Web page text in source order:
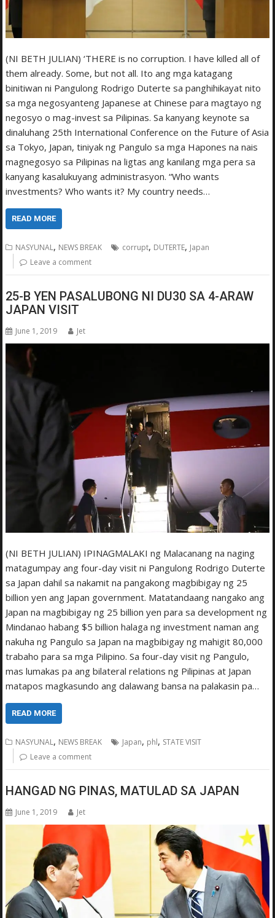
(NI BETH JULIAN) ‘THERE is no corruption. I have killed all of
them already. Some, but not all. Ito ang mga katagang
binitiwan ni Pangulong Rodrigo Duterte sa panghihikayat nito
sa mga negosyanteng Japanese at Chinese para magtayo ng
negosyo o mag-invest sa Pilipinas. Sa kanyang keynote sa
dinaluhang 25th International Conference on the Future of Asia
sa Tokyo, Japan, tiniyak ng Pangulo sa mga Hapones na nais
magnegosyo sa Pilipinas na ligtas ang kanilang mga pera sa
kanyang kasalukuyang administrasyon. “Who wants
investments? Who wants it? My country needs…
READ MORE
NASYUNAL, NEWS BREAK corrupt, DUTERTE, Japan
Leave a comment
25-B YEN PASALUBONG NI DU30 SA 4-ARAW
JAPAN VISIT
June 1, 2019 Jet
(NI BETH JULIAN) IPINAGMALAKI ng Malacanang na naging
matagumpay ang four-day visit ni Pangulong Rodrigo Duterte
sa Japan dahil sa nakamit na pangakong magbibigay ng 25
billion yen ang Japan government. Matatandaang nangako ang
Japan na magbibigay ng 25 billion yen para sa development ng
Mindanao habang $5 billion halaga ng investment naman ang
nakuha ng Pangulo sa Japan na magbibigay ng mahigit 80,000
trabaho para sa mga Pilipino. Sa four-day visit ng Pangulo,
mas lumakas pa ang bilateral relations ng Pilipinas at Japan
matapos magkasundo ang dalawang bansa na palakasin pa…
READ MORE
NASYUNAL, NEWS BREAK Japan, phl, STATE VISIT
Leave a comment
HANGAD NG PINAS, MATULAD SA JAPAN
June 1, 2019 Jet